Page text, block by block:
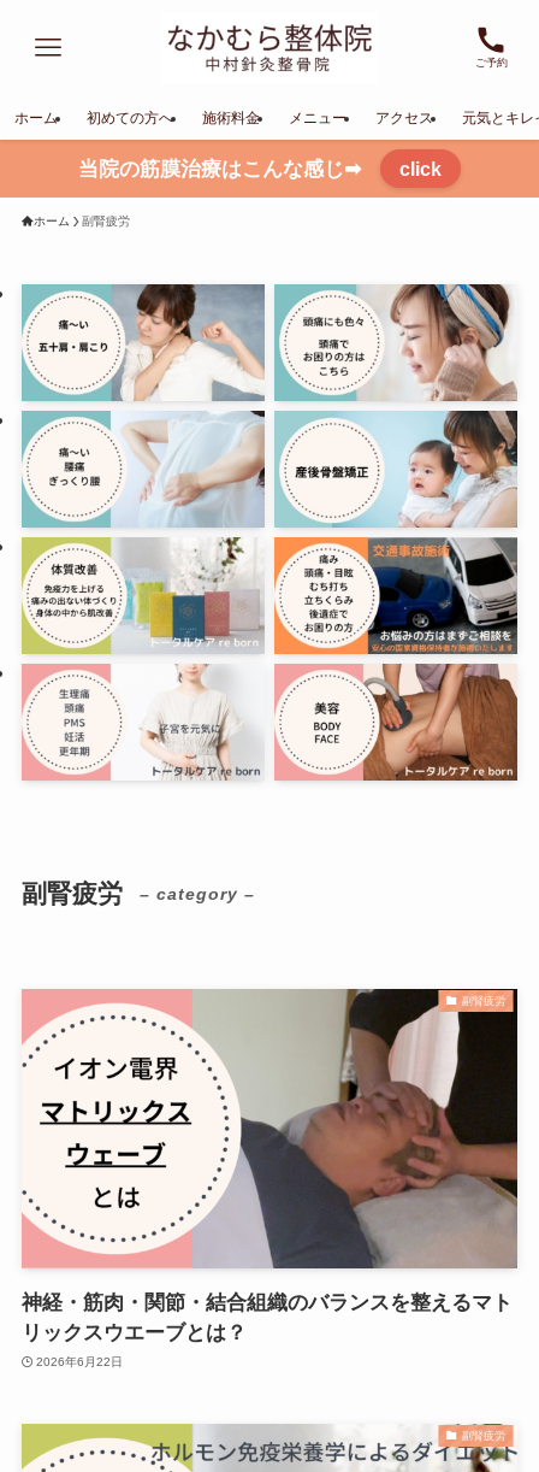
ご予約
ホーム 初めての方へ 施術料金 メニュー アクセス 元気とキレ
当院の筋膜治療はこんな感じ➡ click
ホーム 副腎疲労
副腎疲労 – category –
副腎疲労
神経・筋肉・関節・結合組織のバランスを整えるマト
リックスウエーブとは？
2026年6月22日
副腎疲労